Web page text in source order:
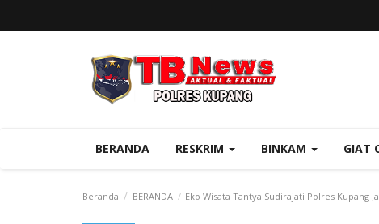
BERANDA RESKRIM BINKAM GIAT
Beranda BERANDA Eko Wisata Tantya Sudirajati Polres Kupang